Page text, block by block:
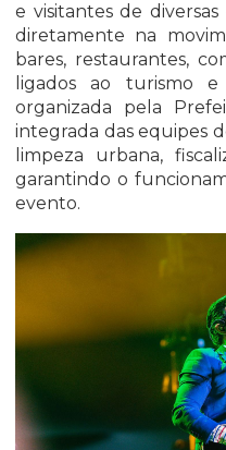
e visitantes de
diretamente na
bares, restaurantes,
ligados ao turismo
organizada pela
integrada das equipes
limpeza urbana,
garantindo o
evento.